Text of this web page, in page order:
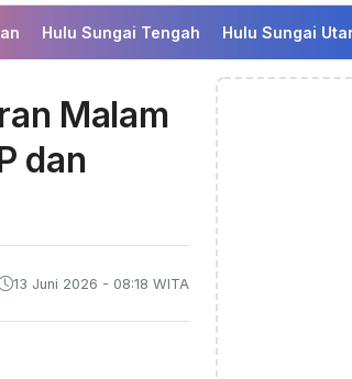
Hulu Sungai Tengah Hulu Sungai
Malam
dan
13 Juni 2026 - 08:18 WITA